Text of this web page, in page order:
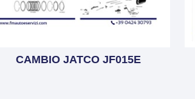
CAMBIO JATCO JF015E